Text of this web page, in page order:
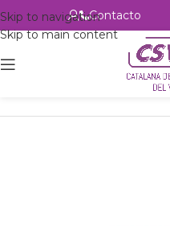
Skip to navigation
Skip to main content
Contacto
Intercambio